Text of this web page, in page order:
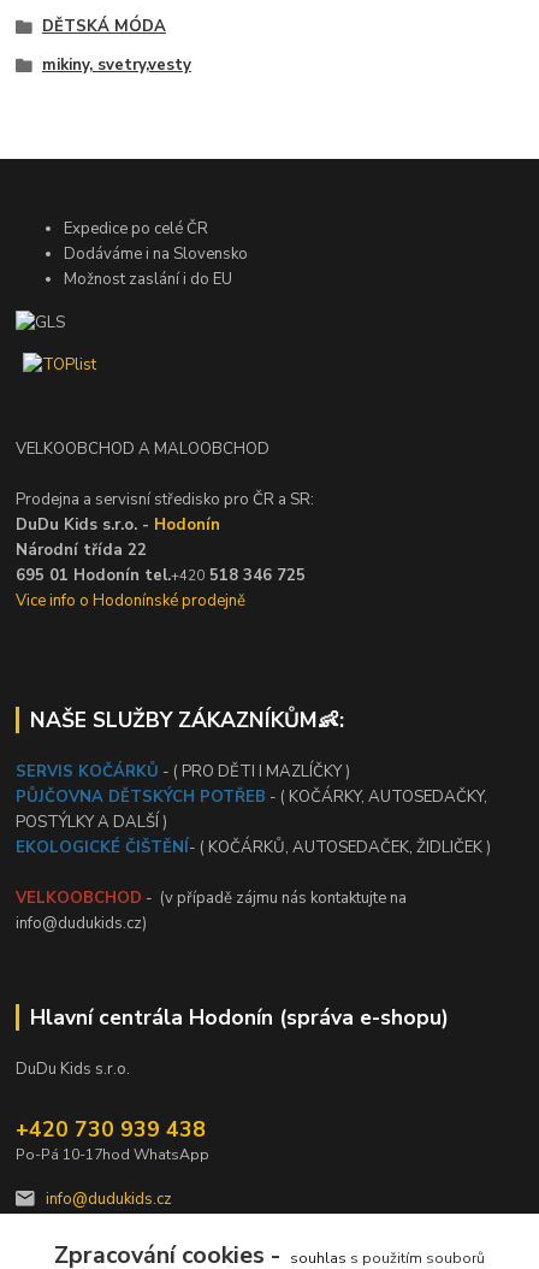
DĚTSKÁ MÓDA
mikiny, svetry,vesty
Expedice po celé ČR
Dodáváme i na Slovensko
Možnost zaslání i do EU
VELKOOBCHOD A MALOOBCHOD
Prodejna a servisní středisko pro ČR a SR:
DuDu Kids s.r.o. - Hodonín
Národní třída 22
695 01 Hodonín tel.+420 518 346 725
Vice info o Hodonínské prodejně
NAŠE SLUŽBY ZÁKAZNÍKŮM👶:
SERVIS KOČÁRKŮ - ( PRO DĚTI I MAZLÍČKY )
PŮJČOVNA DĚTSKÝCH POTŘEB - ( KOČÁRKY, AUTOSEDAČKY,
POSTÝLKY A DALŠÍ )
EKOLOGICKÉ ČIŠTĚNÍ- ( KOČÁRKŮ, AUTOSEDAČEK, ŽIDLIČEK )
VELKOOBCHOD - (v případě zájmu nás kontaktujte na
info@dudukids.cz)
Hlavní centrála Hodonín (správa e-shopu)
DuDu Kids s.r.o.
+420 730 939 438
Po-Pá 10-17hod WhatsApp
info@dudukids.cz
Zpracování cookies - souhlas s použitím souborů